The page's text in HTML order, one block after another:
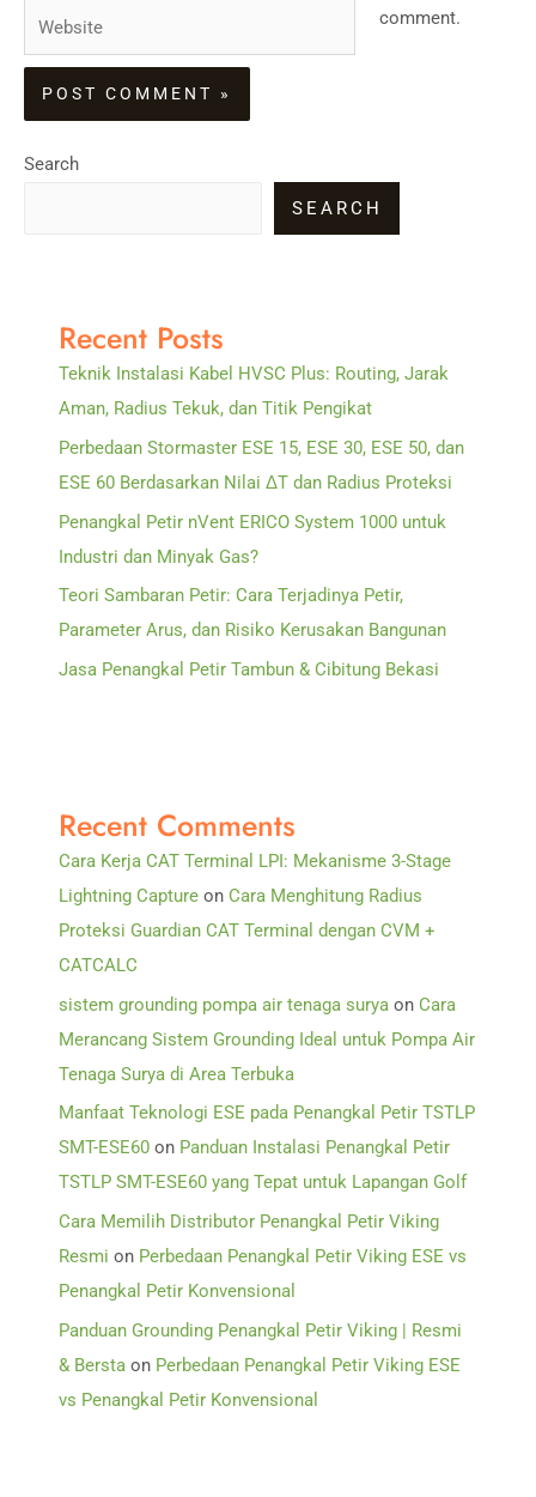
comment.
Search
SEARCH
Recent Posts
Teknik Instalasi Kabel HVSC Plus: Routing, Jarak
Aman, Radius Tekuk, dan Titik Pengikat
Perbedaan Stormaster ESE 15, ESE 30, ESE 50, dan
ESE 60 Berdasarkan Nilai ΔT dan Radius Proteksi
Penangkal Petir nVent ERICO System 1000 untuk
Industri dan Minyak Gas?
Teori Sambaran Petir: Cara Terjadinya Petir,
Parameter Arus, dan Risiko Kerusakan Bangunan
Jasa Penangkal Petir Tambun & Cibitung Bekasi
Recent Comments
Cara Kerja CAT Terminal LPI: Mekanisme 3-Stage
Lightning Capture on Cara Menghitung Radius
Proteksi Guardian CAT Terminal dengan CVM +
CATCALC
sistem grounding pompa air tenaga surya on Cara
Merancang Sistem Grounding Ideal untuk Pompa Air
Tenaga Surya di Area Terbuka
Manfaat Teknologi ESE pada Penangkal Petir TSTLP
SMT-ESE60 on Panduan Instalasi Penangkal Petir
TSTLP SMT-ESE60 yang Tepat untuk Lapangan Golf
Cara Memilih Distributor Penangkal Petir Viking
Resmi on Perbedaan Penangkal Petir Viking ESE vs
Penangkal Petir Konvensional
Panduan Grounding Penangkal Petir Viking | Resmi
& Bersta on Perbedaan Penangkal Petir Viking ESE
vs Penangkal Petir Konvensional